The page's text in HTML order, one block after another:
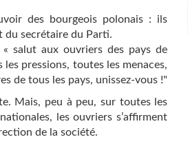
des bourgeois polonais : ils
du secrétaire du Parti.
salut aux ouvriers des pays de
pressions, toutes les menaces,
de tous les pays, unissez-vous !"
Mais, peu à peu, sur toutes les
les ouvriers s’affirment
de la société.